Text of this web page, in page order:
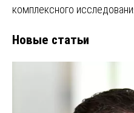
комплексного
Новые статьи